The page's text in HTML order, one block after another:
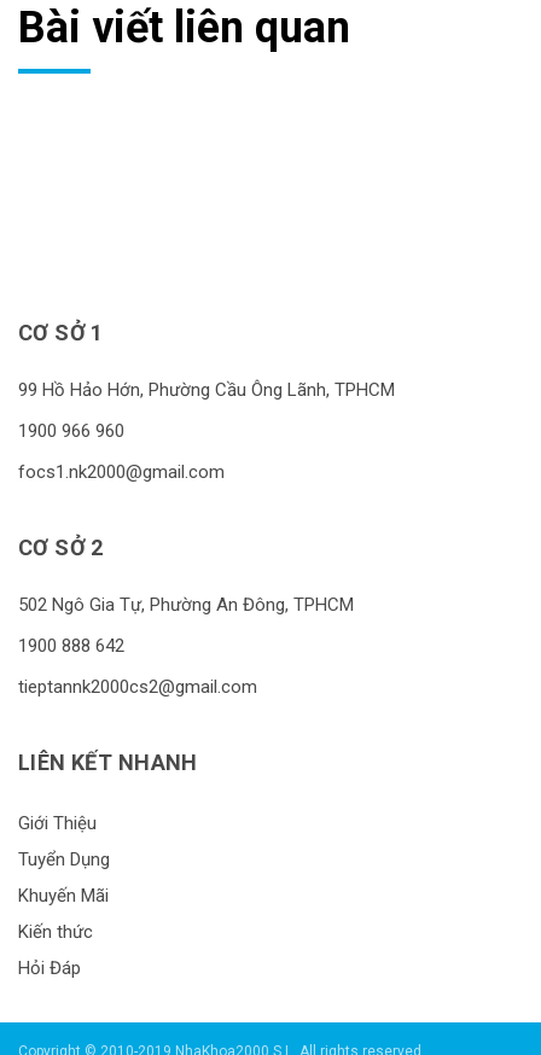
Bài viết liên quan
CƠ SỞ 1
99 Hồ Hảo Hớn, Phường Cầu Ông Lãnh, TPHCM
1900 966 960
focs1.nk2000@gmail.com
CƠ SỞ 2
502 Ngô Gia Tự, Phường An Đông, TPHCM
1900 888 642
tieptannk2000cs2@gmail.com
LIÊN KẾT NHANH
Giới Thiệu
Tuyển Dụng
Khuyến Mãi
Kiến thức
Hỏi Đáp
Copyright © 2010-2019 NhaKhoa2000 S.L. All rights reserved.